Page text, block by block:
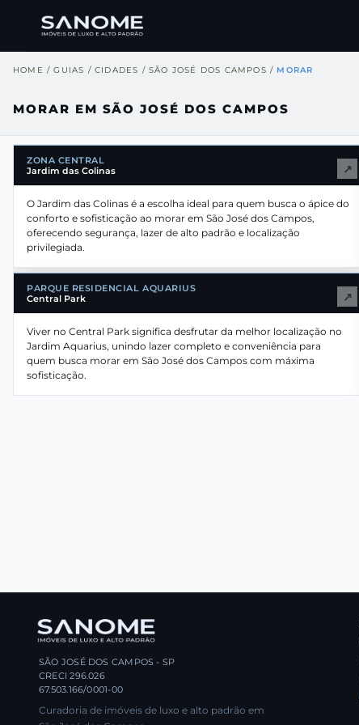
HOME / GUIAS / CIDADES / SÃO JOSÉ DOS CAMPOS / MORAR
MORAR EM SÃO JOSÉ DOS CAMPOS
ZONA CENTRAL
Jardim das Colinas ↗
O Jardim das Colinas é a escolha ideal para quem busca o ápice do
conforto e sofisticação ao morar em São José dos Campos,
oferecendo segurança, lazer de alto padrão e localização
privilegiada.
PARQUE RESIDENCIAL AQUARIUS
Central Park ↗
Viver no Central Park significa desfrutar da melhor localização no
Jardim Aquarius, unindo lazer completo e conveniência para
quem busca morar em São José dos Campos com máxima
sofisticação.
SÃO JOSÉ DOS CAMPOS - SP
CRECI 296.026
67.503.166/0001-00
Curadoria de imóveis de luxo e alto padrão em